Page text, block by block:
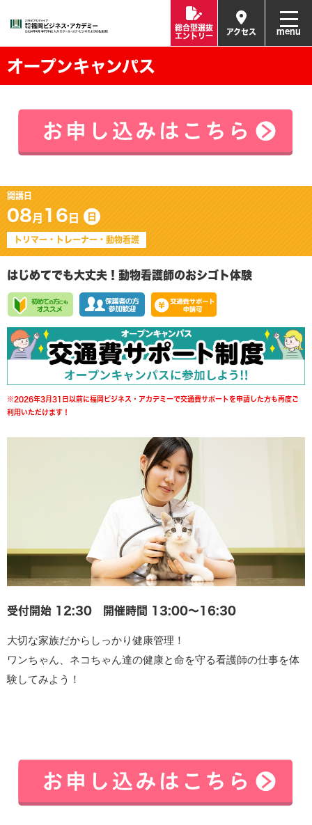
総合型選抜
エントリー
アクセス menu
オープンキャンパス
開講日
08月16日 日
トリマー・トレーナー・動物看護
はじめてでも大丈夫！動物看護師のおシゴト体験
※2026年3月31日以前に福岡ビジネス・アカデミーで交通費サポートを申請した方も再度ご
利用いただけます！
受付開始 12:30 開催時間 13:00〜16:30
大切な家族だからしっかり健康管理！
ワンちゃん、ネコちゃん達の健康と命を守る看護師の仕事を体
験してみよう！